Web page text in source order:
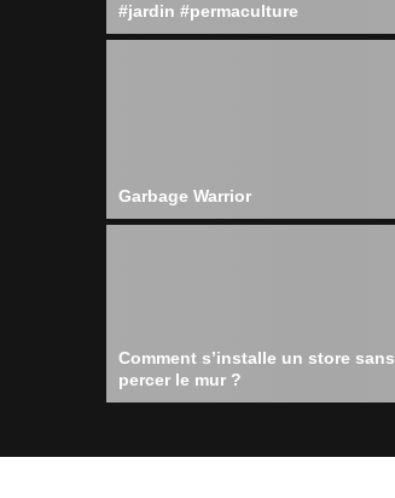
#jardin #permaculture
Garbage Warrior
Comment s’installe un store sans
percer le mur ?